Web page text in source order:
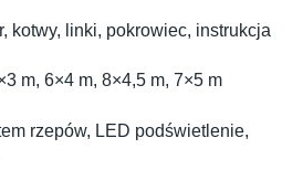
kotwy, linki, pokrowiec, instrukcja
m, 6×4 m, 8×4,5 m, 7×5 m
rzepów, LED podświetlenie,